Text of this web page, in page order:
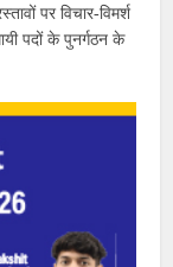
पर विचार‐विमर्श
पदों के पुनर्गठन के